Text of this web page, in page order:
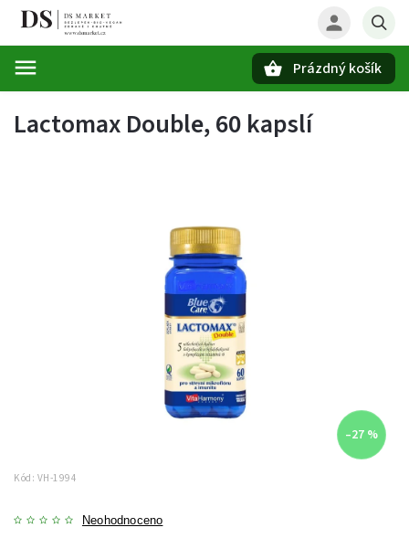
Prázdný košík
Lactomax Double, 60 kapslí
–27 %
Kód: VH-1994
Neohodnoceno